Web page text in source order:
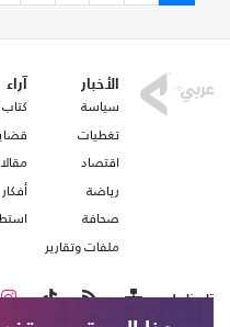
الأخبار
سياسة
تغطيات
اقتصاد
رياضة
صحافة
ملفات وتقارير
آراء
كتاب
أفكار
تابعنا على